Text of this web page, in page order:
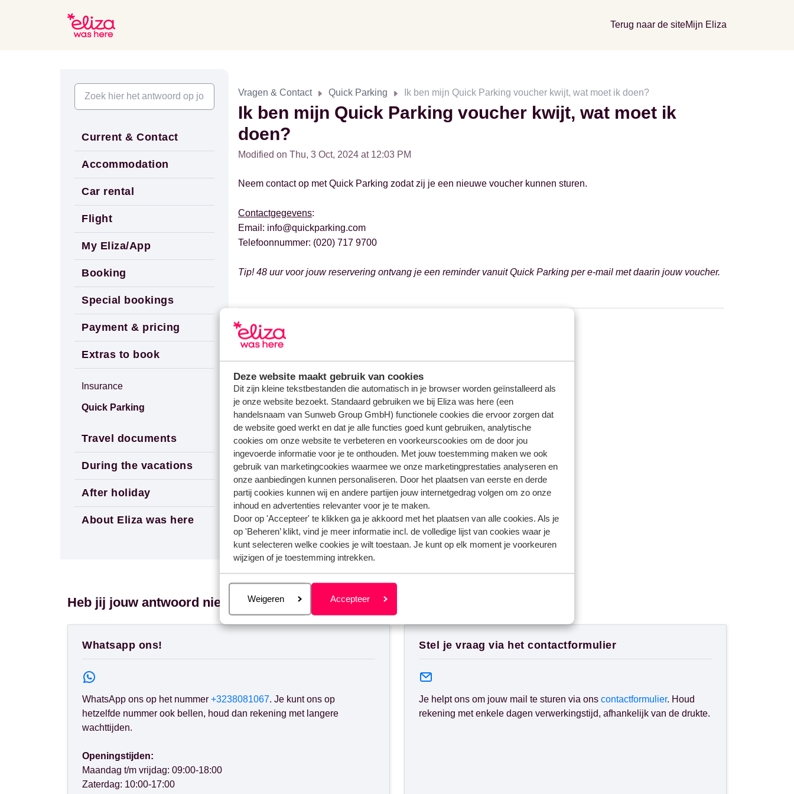
Deze website maakt gebruik van cookies
Dit zijn kleine tekstbestanden die automatisch in je browser worden geïnstalleerd als
je onze website bezoekt. Standaard gebruiken we bij Eliza was here (een
handelsnaam van Sunweb Group GmbH) functionele cookies die ervoor zorgen dat
de website goed werkt en dat je alle functies goed kunt gebruiken, analytische
cookies om onze website te verbeteren en voorkeurscookies om de door jou
ingevoerde informatie voor je te onthouden. Met jouw toestemming maken we ook
gebruik van marketingcookies waarmee we onze marketingprestaties analyseren en
onze aanbiedingen kunnen personaliseren. Door het plaatsen van eerste en derde
partij cookies kunnen wij en andere partijen jouw internetgedrag volgen om zo onze
inhoud en advertenties relevanter voor je te maken.
Door op 'Accepteer' te klikken ga je akkoord met het plaatsen van alle cookies. Als je
op 'Beheren’ klikt, vind je meer informatie incl. de volledige lijst van cookies waar je
kunt selecteren welke cookies je wilt toestaan. Je kunt op elk moment je voorkeuren
wijzigen of je toestemming intrekken.
Beheren
Weigeren Accepteer
Terug naar de siteMijn Eliza
Current & Contact
Accommodation
Car rental
Flight
My Eliza/App
Booking
Special bookings
Payment & pricing
Extras to book
Insurance
Quick Parking
Travel documents
During the vacations
After holiday
About Eliza was here
Vragen & Contact Quick Parking Ik ben mijn Quick Parking voucher kwijt, wat moet ik doen?
Ik ben mijn Quick Parking voucher kwijt, wat moet ik
doen?
Modified on Thu, 3 Oct, 2024 at 12:03 PM
Neem contact op met Quick Parking zodat zij je een nieuwe voucher kunnen sturen.
Contactgegevens:
Email: info@quickparking.com
Telefoonnummer: (020) 717 9700
Tip! 48 uur voor jouw reservering ontvang je een reminder vanuit Quick Parking per e-mail met daarin jouw voucher.
Vragen over hetzelfde onderwerp
Wat is Quick Parking?
Wat zijn de locaties van de parkeerplaatsen van Quick Parking?
Ik heb geen bevestiging van Quick Parking ontvangen, wat nu?
Gerelateerde vragen
Wat is Quick Parking?
Ik kan niet inloggen in de app. Wat moet ik doen?
Mijn bagage is kwijt, wat moet ik doen?
Ik ben mijn spullen vergeten ter plaatse, wat kan ik nu doen?
Heb jij jouw antwoord niet gevonden?
Whatsapp ons!
WhatsApp ons op het nummer +3238081067. Je kunt ons op
hetzelfde nummer ook bellen, houd dan rekening met langere
wachttijden.
Openingstijden:
Maandag t/m vrijdag: 09:00-18:00
Zaterdag: 10:00-17:00
Stel je vraag via het contactformulier
Je helpt ons om jouw mail te sturen via ons contactformulier. Houd
rekening met enkele dagen verwerkingstijd, afhankelijk van de drukte.